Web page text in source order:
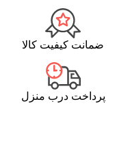
ضمانت کیفیت کالا
پرداخت درب منزل